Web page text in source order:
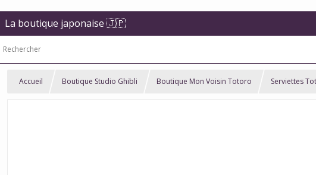
La boutique japonaise 🇯🇵
Accueil Boutique Studio Ghibli Boutique Mon Voisin Totoro Serviettes